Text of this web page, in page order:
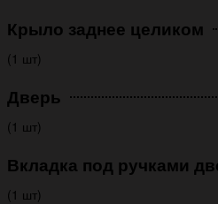
Крыло заднее целиком
(1 шт)
Дверь
(1 шт)
Вкладка под ручками
(1 шт)